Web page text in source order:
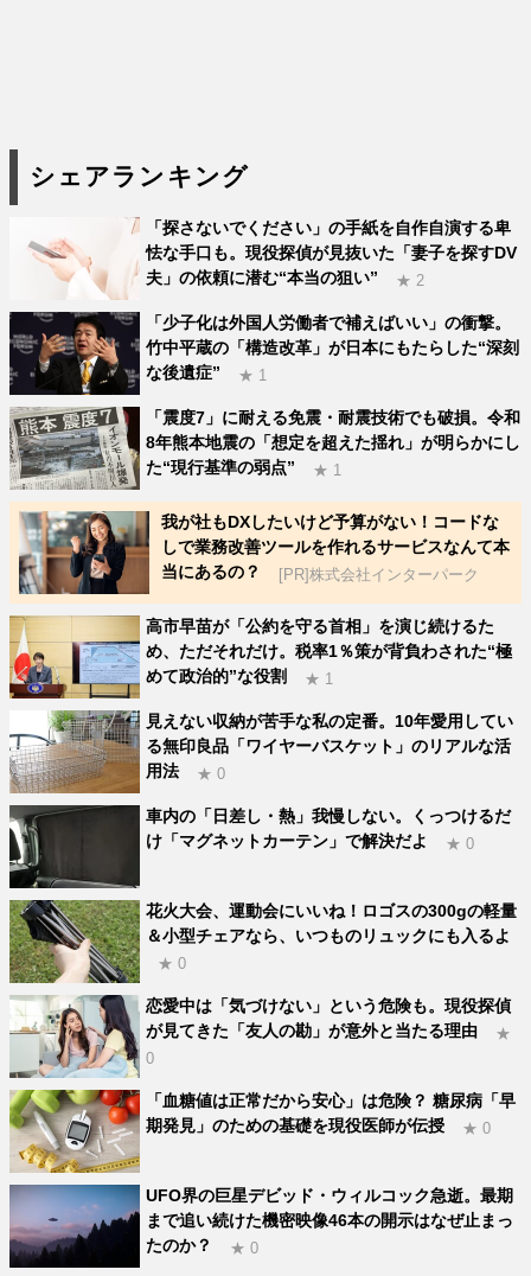
シェアランキング
「探さないでください」の手紙を自作自演する卑
怯な手口も。現役探偵が見抜いた「妻子を探すDV
夫」の依頼に潜む“本当の狙い”
★ 2
「少子化は外国人労働者で補えばいい」の衝撃。
竹中平蔵の「構造改革」が日本にもたらした“深刻
な後遺症”
★ 1
「震度7」に耐える免震・耐震技術でも破損。令和
8年熊本地震の「想定を超えた揺れ」が明らかにし
た“現行基準の弱点”
★ 1
我が社もDXしたいけど予算がない！コードな
しで業務改善ツールを作れるサービスなんて本
当にあるの？
[PR]株式会社インターパーク
高市早苗が「公約を守る首相」を演じ続けるた
め、ただそれだけ。税率1％策が背負わされた“極
めて政治的”な役割
★ 1
見えない収納が苦手な私の定番。10年愛用してい
る無印良品「ワイヤーバスケット」のリアルな活
用法
★ 0
車内の「日差し・熱」我慢しない。くっつけるだ
け「マグネットカーテン」で解決だよ
★ 0
花火大会、運動会にいいね！ロゴスの300gの軽量
＆小型チェアなら、いつものリュックにも入るよ
★ 0
恋愛中は「気づけない」という危険も。現役探偵
が見てきた「友人の勘」が意外と当たる理由
★
0
「血糖値は正常だから安心」は危険？ 糖尿病「早
期発見」のための基礎を現役医師が伝授
★ 0
UFO界の巨星デビッド・ウィルコック急逝。最期
まで追い続けた機密映像46本の開示はなぜ止まっ
たのか？
★ 0